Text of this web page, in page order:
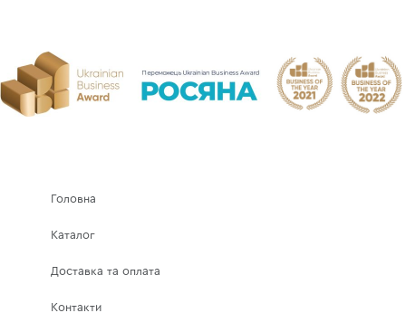
Головна
Каталог
Доставка та оплата
Контакти